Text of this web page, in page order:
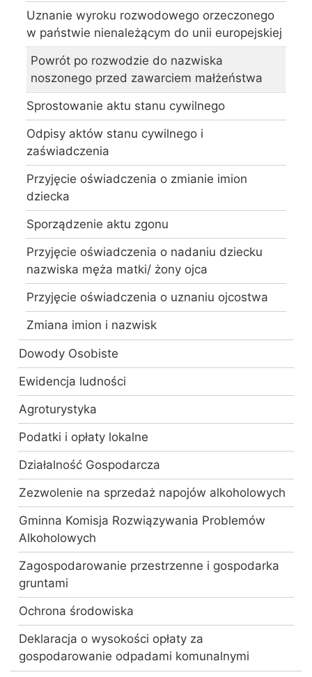
Uznanie wyroku rozwodowego orzeczonego
w państwie nienależącym do unii europejskiej
Powrót po rozwodzie do nazwiska
noszonego przed zawarciem małżeństwa
Sprostowanie aktu stanu cywilnego
Odpisy aktów stanu cywilnego i
zaświadczenia
Przyjęcie oświadczenia o zmianie imion
dziecka
Sporządzenie aktu zgonu
Przyjęcie oświadczenia o nadaniu dziecku
nazwiska męża matki/ żony ojca
Przyjęcie oświadczenia o uznaniu ojcostwa
Zmiana imion i nazwisk
Dowody Osobiste
Ewidencja ludności
Agroturystyka
Podatki i opłaty lokalne
Działalność Gospodarcza
Zezwolenie na sprzedaż napojów alkoholowych
Gminna Komisja Rozwiązywania Problemów
Alkoholowych
Zagospodarowanie przestrzenne i gospodarka
gruntami
Ochrona środowiska
Deklaracja o wysokości opłaty za
gospodarowanie odpadami komunalnymi